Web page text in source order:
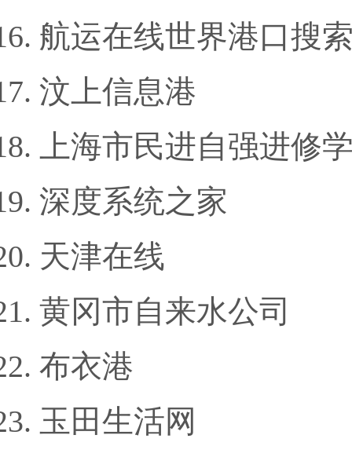
航运在线世界港口搜
汶上信息港
上海市民进自强进修
深度系统之家
天津在线
黄冈市自来水公司
布衣港
玉田生活网